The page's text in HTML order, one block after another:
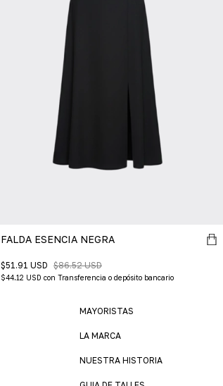
FALDA ESENCIA NEGRA
$51.91 USD $86.52 USD
$44.12 USD con Transferencia o depósito bancario
MAYORISTAS
LA MARCA
NUESTRA HISTORIA